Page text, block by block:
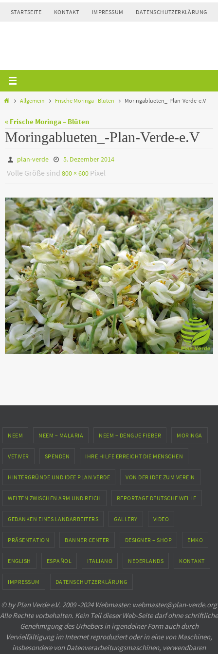
Zum
Inhalt
STARTSEITE KONTAKT IMPRESSUM DATENSCHUTZERKLÄRUNG
HomeAllgemein Frische Moringa - Blüten Moringablueten_-Plan-Verde-e.V
« Frische Moringa – Blüten
Moringablueten_-Plan-Verde-e.V
plan-verde 5. Dezember 2014
Volle Größe sind 800 × 600 Pixel
NEEM NEEM – MALARIA NEEM – DENGUE FIEBER MORINGA
VETIVER SPENDEN IHRE HILFE ERREICHT DIE MENSCHEN
HINTERGRÜNDE UND IDEE PLAN VERDE VON DER IDEE ZUM VEREIN
WELTEN ZWISCHEN ARM UND REICH REPORTAGE DEUTSCHE WELLE
GEDANKEN EINES LANDARBEITERS GALLERY VIDEO
PRÄSENTATION BANNER CENTER DESIGNER – SHOP EMKO
ENGLISH ESPAÑOL ITALIANO NEDERLANDS KONTAKT
IMPRESSUM DATENSCHUTZERKLÄRUNG
© by Plan Verde e.V. 2009 -2024 Webmaster: webmaster@plan-verde.org
Alle Rechte vorbehalten. Kein Teil dieser Web-Seite darf ohne schriftliche
Genehmigung des Urhebers in irgendeiner Form auch durch
Vervielfältigung im Internet reproduziert oder in eine von Maschinen,
insbesondere von Datenverarbeitungsmaschinen, verwendbaren